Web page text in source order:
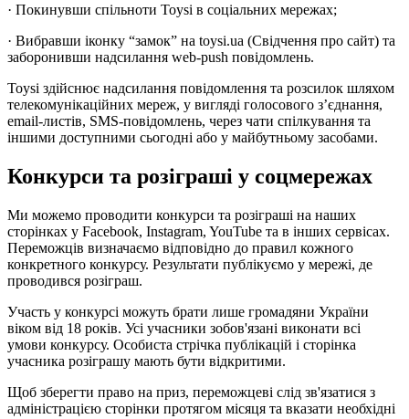
· Покинувши спільноти Toysi в соціальних мережах;
· Вибравши іконку “замок” на toysi.ua (Свідчення про сайт) та
заборонивши надсилання web-push повідомлень.
Toysi здійснює надсилання повідомлення та розсилок шляхом
телекомунікаційних мереж, у вигляді голосового з’єднання,
email-листів, SMS-повідомлень, через чати спілкування та
іншими доступними сьогодні або у майбутньому засобами.
Конкурси та розіграші у соцмережах
Ми можемо проводити конкурси та розіграші на наших
сторінках у Facebook, Instagram, YouTube та в інших сервісах.
Переможців визначаємо відповідно до правил кожного
конкретного конкурсу. Результати публікуємо у мережі, де
проводився розіграш.
Участь у конкурсі можуть брати лише громадяни України
віком від 18 років. Усі учасники зобов'язані виконати всі
умови конкурсу. Особиста стрічка публікацій і сторінка
учасника розіграшу мають бути відкритими.
Щоб зберегти право на приз, переможцеві слід зв'язатися з
адміністрацією сторінки протягом місяця та вказати необхідні